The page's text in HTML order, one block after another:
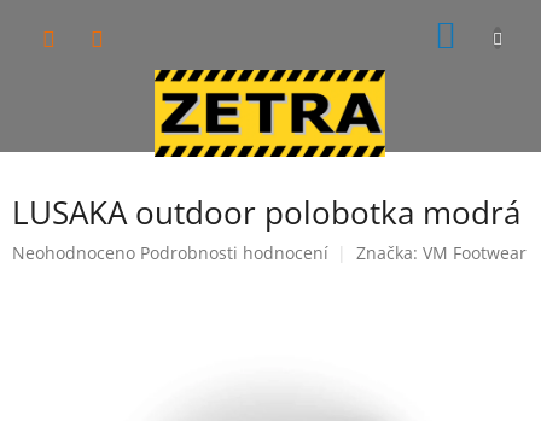
LUSAKA outdoor polobotka modrá
Průměrné
Neohodnoceno Podrobnosti hodnocení Značka: VM Footwear